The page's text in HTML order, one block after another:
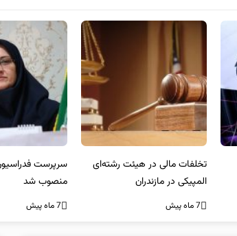
تخلفات مالی در هیئت رشته‌ای
المپیکی در مازندران
7 ماه پیش
سرپرست
منصوب شد
7 ماه پیش